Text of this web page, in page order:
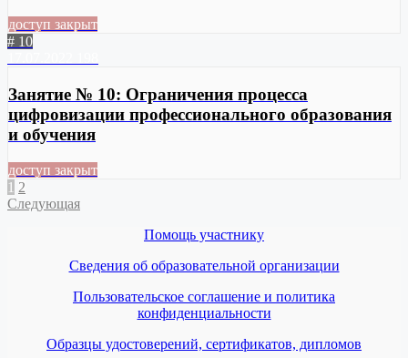
доступ закрыт
# 10
Занятие № 10: Ограничения процесса
цифровизации профессионального образования
и обучения
доступ закрыт
1 2
Следующая
Помощь участнику
Сведения об образовательной организации
Пользовательское соглашение и политика
конфиденциальности
Образцы удостоверений, сертификатов, дипломов